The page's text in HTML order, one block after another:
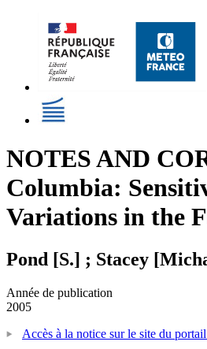
NOTES AND
Columbia:
Variations in the
Pond [S.] ; Stacey
Année de publication
2005
Accès à la notice sur le site du